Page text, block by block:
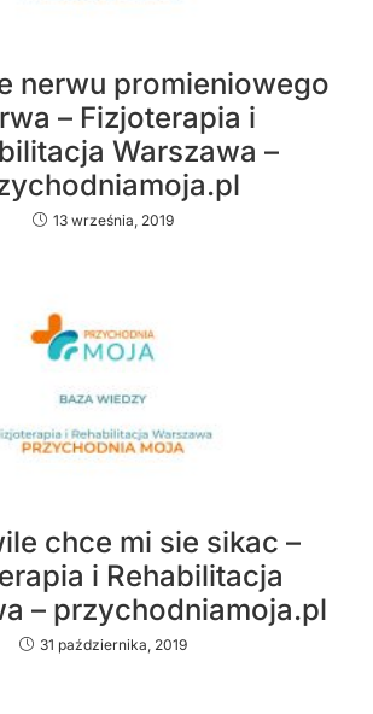
nerwu promieniowego
– Fizjoterapia i
Warszawa –
13 września, 2019
chce mi sie sikac –
i Rehabilitacja
– przychodniamoja.pl
31 października, 2019